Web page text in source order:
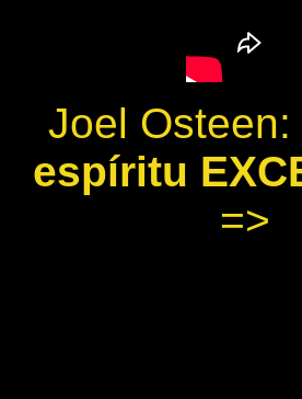
Joel Osteen:
espíritu
=>